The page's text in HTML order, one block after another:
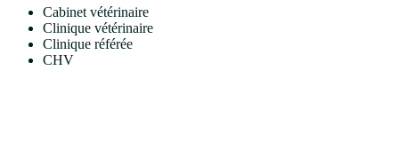
Cabinet vétérinaire
Clinique vétérinaire
Clinique référée
CHV